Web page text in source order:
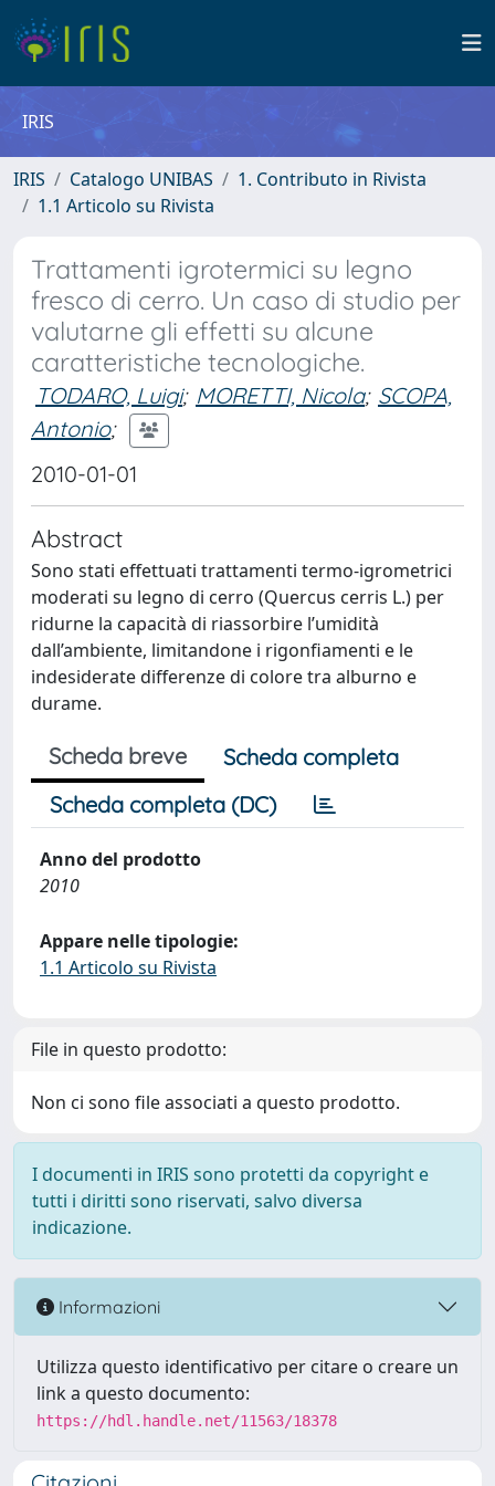
IRIS
IRIS Catalogo UNIBAS
1. Contributo in Rivista
1.1 Articolo su Rivista
Trattamenti igrotermici su legno
fresco di cerro. Un caso di studio per
valutarne gli effetti su alcune
caratteristiche tecnologiche.
TODARO, Luigi; MORETTI, Nicola; SCOPA,
Antonio;
2010-01-01
Abstract
Sono stati effettuati trattamenti termo-igrometrici
moderati su legno di cerro (Quercus cerris L.) per
ridurne la capacità di riassorbire l’umidità
dall’ambiente, limitandone i rigonfiamenti e le
indesiderate differenze di colore tra alburno e
durame.
Scheda breve
Scheda completa
Scheda completa (DC)
Anno del prodotto
2010
Appare nelle tipologie:
1.1 Articolo su Rivista
File in questo prodotto:
Non ci sono file associati a questo prodotto.
I documenti in IRIS sono protetti da copyright e
tutti i diritti sono riservati, salvo diversa
indicazione.
Informazioni
Utilizza questo identificativo per citare o creare un
link a questo documento:
https://hdl.handle.net/11563/18378